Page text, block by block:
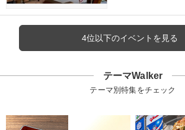
4位以下のイベントを見る
テーマWalker
テーマ別特集をチェック